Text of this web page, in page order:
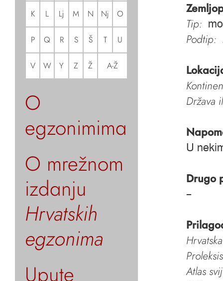
K L Lj M N Nj O
P Q R S Š T U
V W Y Z Ž A-Ž
O
egzonimima
O mrežnom
izdanju
Hrvatskih
egzonima
Upute
Tip:
Podtip:
Država
U
Drugo
–
Atlas